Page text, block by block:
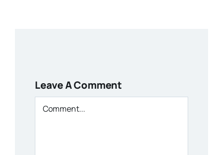
Leave A Comment
Comment